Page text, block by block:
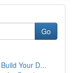
Go
Your D...